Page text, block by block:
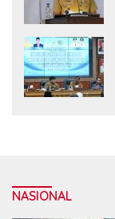
NASIONAL